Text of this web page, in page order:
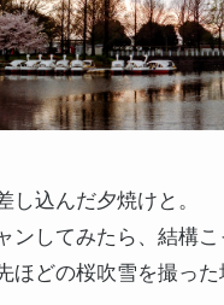
し込んだ夕焼けと。
ンしてみたら、結構
ほどの桜吹雪を撮っ